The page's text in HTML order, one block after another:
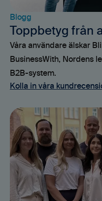
Blogg
Toppbetyg från
Våra användare älskar
BusinessWith, Nordens
B2B-system.
Kolla in våra